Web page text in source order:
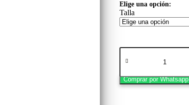
Elige una opción:
Talla
Voyd
Eyes
Blanco
-
Comprar por Whatsapp